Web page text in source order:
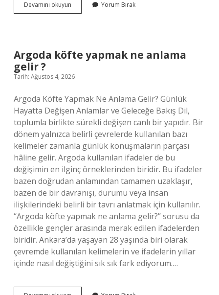
Devamını okuyun
markası
Yorum Bırak
Argoda köfte yapmak ne anlama
gelir ?
Tarih: Ağustos 4, 2026
Argoda Köfte Yapmak Ne Anlama Gelir? Günlük
Hayatta Değişen Anlamlar ve Geleceğe Bakış Dil,
toplumla birlikte sürekli değişen canlı bir yapıdır. Bir
dönem yalnızca belirli çevrelerde kullanılan bazı
kelimeler zamanla günlük konuşmaların parçası
hâline gelir. Argoda kullanılan ifadeler de bu
değişimin en ilginç örneklerinden biridir. Bu ifadeler
bazen doğrudan anlamından tamamen uzaklaşır,
bazen de bir davranışı, durumu veya insan
ilişkilerindeki belirli bir tavrı anlatmak için kullanılır.
“Argoda köfte yapmak ne anlama gelir?” sorusu da
özellikle gençler arasında merak edilen ifadelerden
biridir. Ankara’da yaşayan 28 yaşında biri olarak
çevremde kullanılan kelimelerin ve ifadelerin yıllar
içinde nasıl değiştiğini sık sık fark ediyorum.…